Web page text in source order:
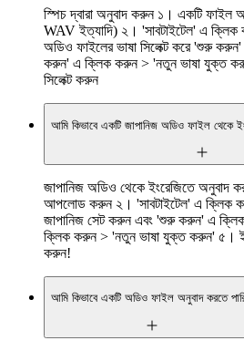
স্পিচ দ্বারা অনুবাদ করুন ১। একটি
WAV ইত্যাদি) ২। 'সাবটাইটেল' এ
অডিও ফাইলের ভাষা সিলেক্ট করে 'শুরু
করুন' এ ক্লিক করুন > 'নতুন ভাষা যুক্ত
সিলেক্ট করুন
আমি কিভাবে একটি জাপানিজ
জাপানিজ অডিও থেকে ইংরেজিতে অনুবাদ
আপলোড করুন ২। 'সাবটাইটেল' এ ক্লিক
জাপানিজ সেট করুন এবং 'শুরু করুন' এ
ক্লিক করুন > 'নতুন ভাষা যুক্ত করুন' ৫।
করুন!
আমি কিভাবে একটি অডিও ফাইল অনুবাদ করতে